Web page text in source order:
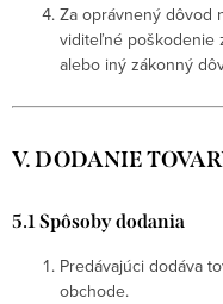
Za oprávnený dôvod
viditeľné poškodenie
alebo iný zákonný
V. DODANIE
5.1 Spôsoby dodania
Predávajúci dodáva
obchode.